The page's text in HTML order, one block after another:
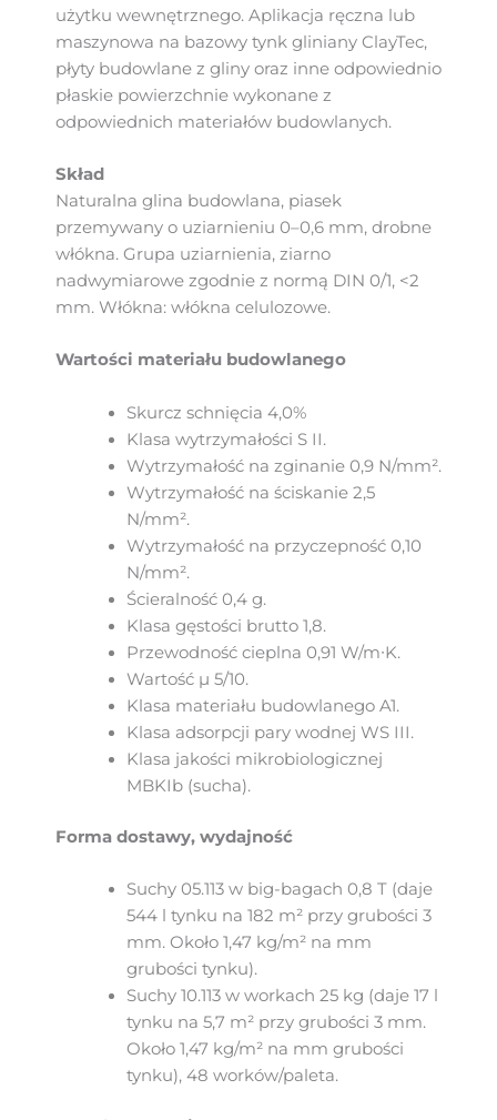
użytku wewnętrznego. Aplikacja ręczna lub
maszynowa na bazowy tynk gliniany ClayTec,
płyty budowlane z gliny oraz inne odpowiednio
płaskie powierzchnie wykonane z
odpowiednich materiałów budowlanych.
Skład
Naturalna glina budowlana, piasek
przemywany o uziarnieniu 0–0,6 mm, drobne
włókna. Grupa uziarnienia, ziarno
nadwymiarowe zgodnie z normą DIN 0/1, <2
mm. Włókna: włókna celulozowe.
Wartości materiału budowlanego
Skurcz schnięcia 4,0%
Klasa wytrzymałości S II.
Wytrzymałość na zginanie 0,9 N/mm².
Wytrzymałość na ściskanie 2,5
N/mm².
Wytrzymałość na przyczepność 0,10
N/mm².
Ścieralność 0,4 g.
Klasa gęstości brutto 1,8.
Przewodność cieplna 0,91 W/m∙K.
Wartość µ 5/10.
Klasa materiału budowlanego A1.
Klasa adsorpcji pary wodnej WS III.
Klasa jakości mikrobiologicznej
MBKIb (sucha).
Forma dostawy, wydajność
Suchy 05.113 w big-bagach 0,8 T (daje
544 l tynku na 182 m² przy grubości 3
mm. Około 1,47 kg/m² na mm
grubości tynku).
Suchy 10.113 w workach 25 kg (daje 17 l
tynku na 5,7 m² przy grubości 3 mm.
Około 1,47 kg/m² na mm grubości
tynku), 48 worków/paleta.